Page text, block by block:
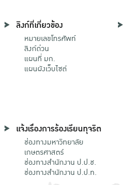
ลิงก์ที่เกี่ยวข้อง
หมายเลขโทรศัพท์
ลิงก์ด่วน
แผนที่ มก.
แผนผังเว็บไซต์
แจ้งเรื่องการร้องเรียนทุจริต
ช่องทางมหาวิทยาลัย
เกษตรศาสตร์
ช่องทางสำนักงาน ป.ป.ช.
ช่องทางสำนักงาน ป.ป.ท.